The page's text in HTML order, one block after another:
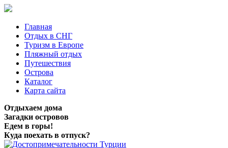
Главная
Отдых в СНГ
Туризм в Европе
Пляжный отдых
Путешествия
Острова
Каталог
Карта сайта
Отдыхаем дома
Загадки островов
Едем в горы!
Куда поехать в отпуск?